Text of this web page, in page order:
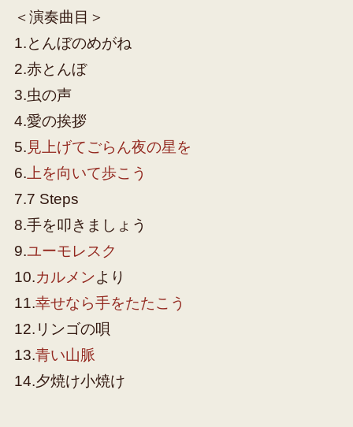
＜演奏曲目＞
1.とんぼのめがね
2.赤とんぼ
3.虫の声
4.愛の挨拶
5. 見上げてごらん夜の星を
6. 上を向いて歩こう
7.7 Steps
8.手を叩きましょう
9.ユーモレスク
10.カルメンより
11.幸せなら手をたたこう
12.リンゴの唄
13.青い山脈
14.夕焼け小焼け